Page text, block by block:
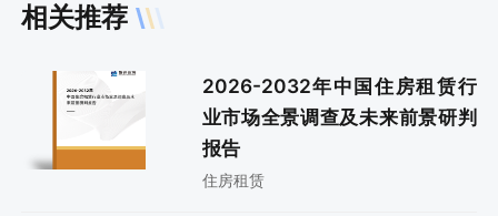
相关推荐
2026-2032年中国住房租赁行
业市场全景调查及未来前景研判
报告
住房租赁